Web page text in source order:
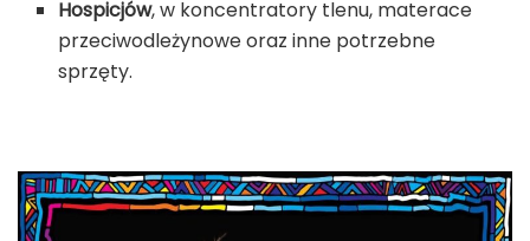
Hospicjów, w koncentratory tlenu, materace
przeciwodleżynowe oraz inne potrzebne
sprzęty.